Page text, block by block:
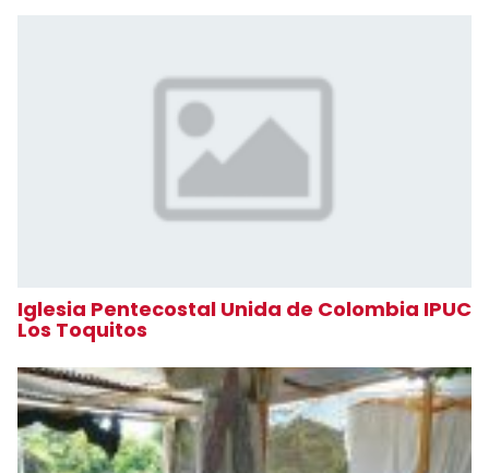
Iglesia Pentecostal Unida de Colombia IPUC
Los Toquitos